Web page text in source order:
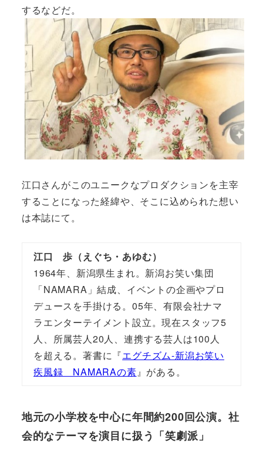
するなどだ。
江口さんがこのユニークなプロダクションを主宰
することになった経緯や、そこに込められた想い
は本誌にて。
江口 歩（えぐち・あゆむ）
1964年、新潟県生まれ。新潟お笑い集団
「NAMARA」結成、イベントの企画やプロ
デュースを手掛ける。05年、有限会社ナマ
ラエンターテイメント設立。現在スタッフ5
人、所属芸人20人、連携する芸人は100人
を超える。著書に『エグチズム-新潟お笑い
疾風録 NAMARAの素』がある。
地元の小学校を中心に年間約200回公演。社
会的なテーマを演目に扱う「笑劇派」